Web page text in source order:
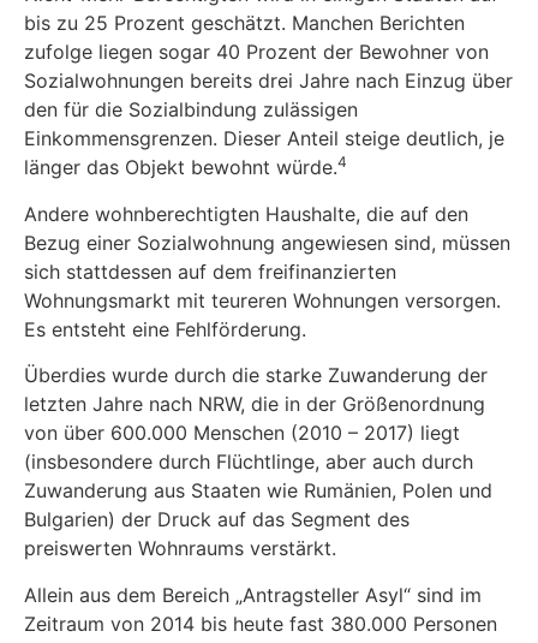
bis zu 25 Prozent geschätzt. Manchen Berichten
zufolge liegen sogar 40 Prozent der Bewohner von
Sozialwohnungen bereits drei Jahre nach Einzug über
den für die Sozialbindung zulässigen
Einkommensgrenzen. Dieser Anteil steige deutlich, je
länger das Objekt bewohnt würde.4
Andere wohnberechtigten Haushalte, die auf den
Bezug einer Sozialwohnung angewiesen sind, müssen
sich stattdessen auf dem freifinanzierten
Wohnungsmarkt mit teureren Wohnungen versorgen.
Es entsteht eine Fehlförderung.
Überdies wurde durch die starke Zuwanderung der
letzten Jahre nach NRW, die in der Größenordnung
von über 600.000 Menschen (2010 – 2017) liegt
(insbesondere durch Flüchtlinge, aber auch durch
Zuwanderung aus Staaten wie Rumänien, Polen und
Bulgarien) der Druck auf das Segment des
preiswerten Wohnraums verstärkt.
Allein aus dem Bereich „Antragsteller Asyl“ sind im
Zeitraum von 2014 bis heute fast 380.000 Personen